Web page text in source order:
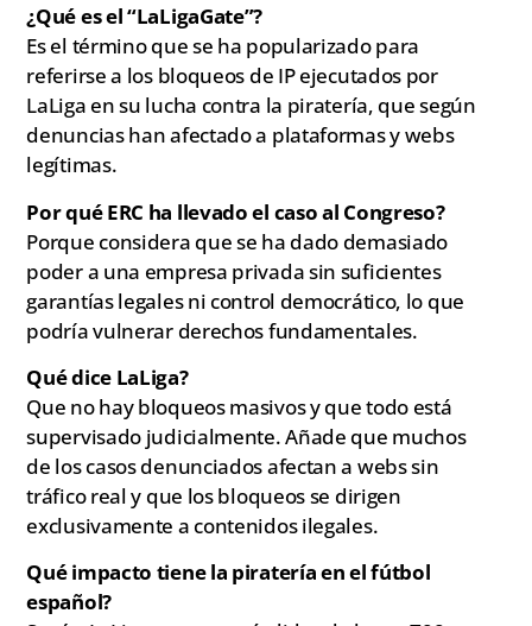
¿Qué es el “LaLigaGate”?
Es el término que se ha popularizado para
referirse a los bloqueos de IP ejecutados por
LaLiga en su lucha contra la piratería, que según
denuncias han afectado a plataformas y webs
legítimas.
Por qué ERC ha llevado el caso al Congreso?
Porque considera que se ha dado demasiado
poder a una empresa privada sin suficientes
garantías legales ni control democrático, lo que
podría vulnerar derechos fundamentales.
Qué dice LaLiga?
Que no hay bloqueos masivos y que todo está
supervisado judicialmente. Añade que muchos
de los casos denunciados afectan a webs sin
tráfico real y que los bloqueos se dirigen
exclusivamente a contenidos ilegales.
Qué impacto tiene la piratería en el fútbol
español?